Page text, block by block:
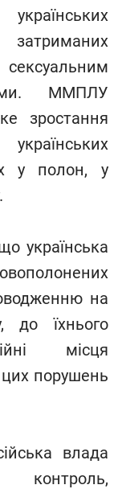
ММПЛУ
зростання
у полон, у
українська
на
до їхнього
місця
цих порушень
влада